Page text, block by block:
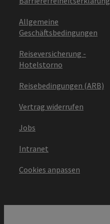
Allgemeine
Geschäftsbedingungen
Reiseversicherung -
Hotelstorno
Reisebedingungen (ARB)
Vertrag widerrufen
Jobs
Intranet
Cookies anpassen